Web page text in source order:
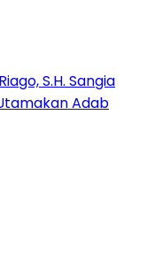
S.H. Sangia
Adab